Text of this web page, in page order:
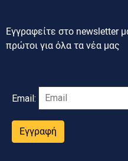
Εγγραφείτε στο newsletter
πρώτοι για όλα τα νέα μας
Email:
Εγγραφή